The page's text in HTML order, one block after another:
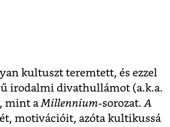
kultuszt teremtett, és ezzel
irodalmi divathullámot (a.k.a.
mint aMillennium-sorozat. A
motivációit, azóta kultikussá